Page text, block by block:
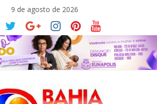
9 de agosto de 2026